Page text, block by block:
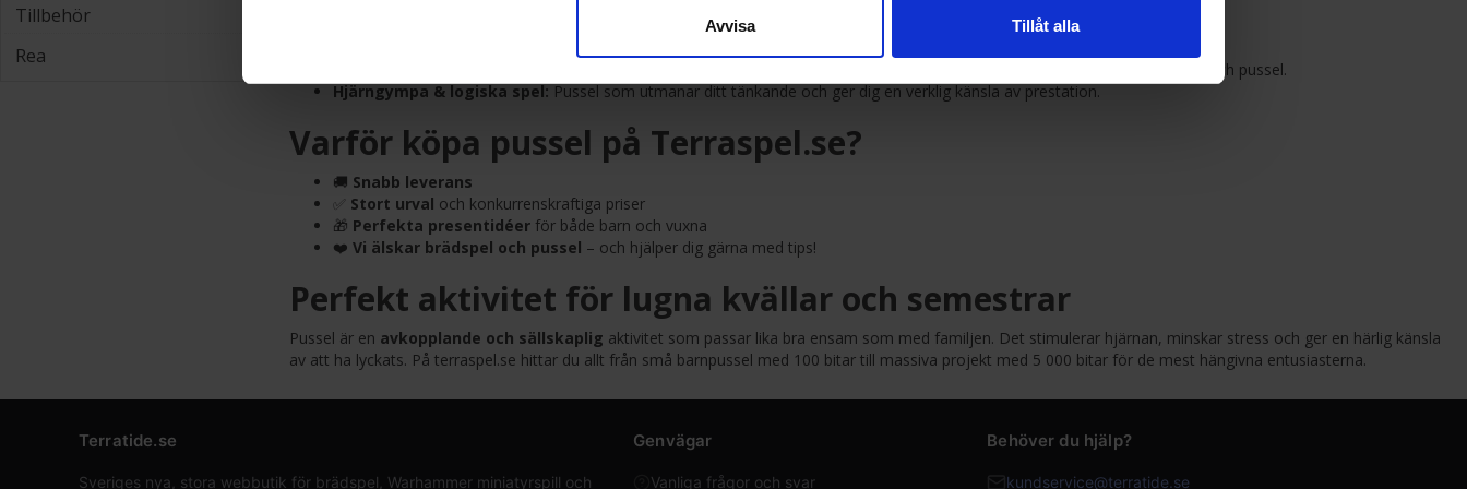
Avvisa Tillåt alla
Tillbehör
Rea
Från vackra landskap och konstverk till fantasy- och popkulturmotiv.
Bygg ikoniska byggnader och karaktärer i tre dimensioner - perfekt för dig som gillar att kombinera modellering och pussel.
Hjärngympa & logiska spel: Pussel som utmanar ditt tänkande och ger dig en verklig känsla av prestation.
Varför köpa pussel på Terraspel.se?
🚚 Snabb leverans
Stort urval och konkurrenskraftiga priser
🎁 Perfekta presentidéer för både barn och vuxna
❤️ Vi älskar brädspel och pussel – och hjälper dig gärna med tips!
Perfekt aktivitet för lugna kvällar och semestrar
Pussel är en avkopplande och sällskaplig aktivitet som passar lika bra ensam som med familjen. Det stimulerar hjärnan, minskar stress och ger en härlig känsla
av att ha lyckats. På terraspel.se hittar du allt från små barnpussel med 100 bitar till massiva projekt med 5 000 bitar för de mest hängivna entusiasterna.
Terratide.se
Sveriges nya, stora webbutik för brädspel, Warhammer miniatyrspill och
Genvägar
Vanliga frågor och svar
Behöver du hjälp?
kundservice@terratide.se